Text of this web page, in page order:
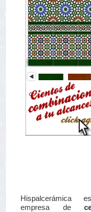
Hispalcerámica
empresa de